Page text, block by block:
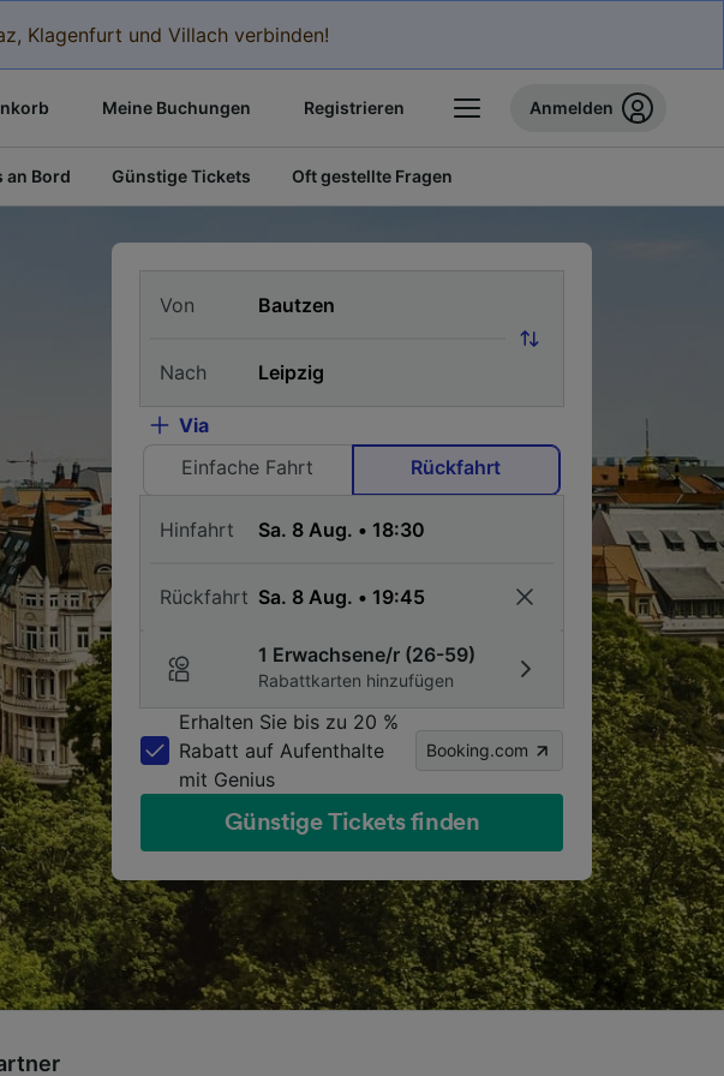
Klagenfurt und Villach verbinden!
Meine Buchungen Registrieren Anmelden
an Bord Günstige Tickets Oft gestellte Fragen
Von
Nach
Via
Einfache Fahrt
Rückfahrt
Hinfahrt
Rückfahrt
1 Erwachsene/r (26-59)
Rabattkarten hinzufügen
Erhalten Sie bis zu 20 %
Rabatt auf Aufenthalte
mit Genius
Booking.com
Günstige Tickets finden